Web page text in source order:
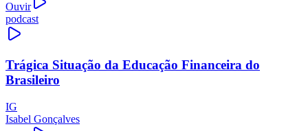
Ouvir
podcast
Trágica Situação da Educação Financeira do
Brasileiro
IG
Isabel Gonçalves